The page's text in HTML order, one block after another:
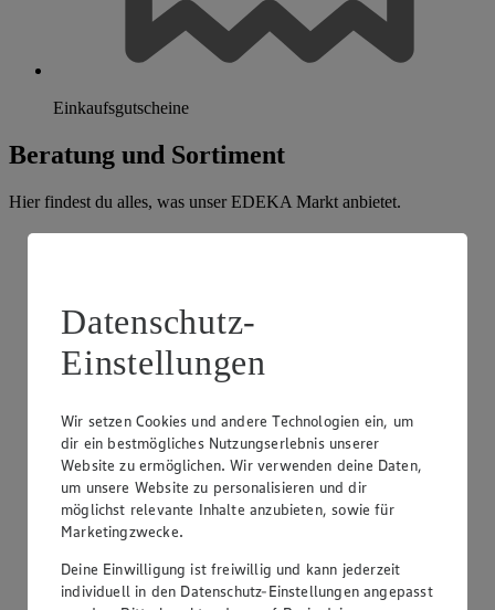
Einkaufsgutscheine
Beratung und Sortiment
Hier findest du alles, was unser EDEKA Markt anbietet.
Datenschutz-
Einstellungen
Wir setzen Cookies und andere Technologien ein, um
dir ein bestmögliches Nutzungserlebnis unserer
Website zu ermöglichen. Wir verwenden deine Daten,
um unsere Website zu personalisieren und dir
möglichst relevante Inhalte anzubieten, sowie für
Marketingzwecke.
Deine Einwilligung ist freiwillig und kann jederzeit
individuell in den Datenschutz-Einstellungen angepasst